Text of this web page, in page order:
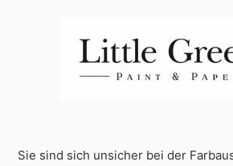
Sie sind sich unsicher bei der